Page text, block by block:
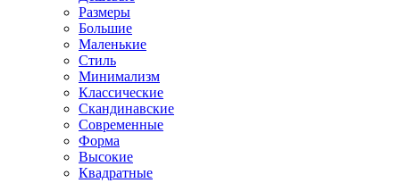
Размеры
Большие
Маленькие
Стиль
Минимализм
Классические
Скандинавские
Современные
Форма
Высокие
Квадратные